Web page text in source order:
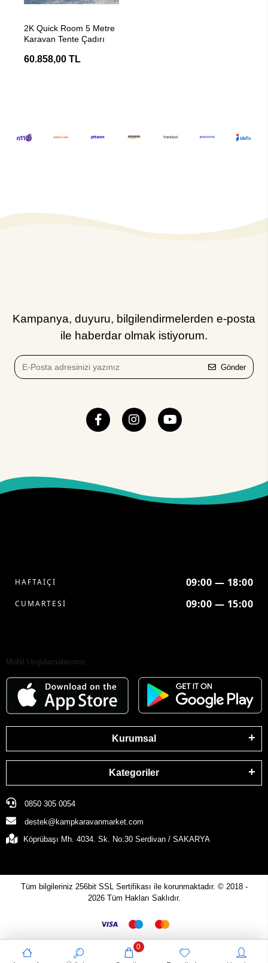
2K Quick Room 5 Metre
Karavan Tente Çadırı
60.858,00 TL
Kampanya, duyuru, bilgilendirmelerden e-posta
ile haberdar olmak istiyorum.
Gönder
HAFTAİÇİ 09:00 — 18:00
CUMARTESİ 09:00 — 15:00
Mobil Uygulamalarımız
Kurumsal
Kategoriler
0850 305 0054
destek@kampkaravanmarket.com
Köprübaşı Mh. 4034. Sk. No:30 Serdivan / SAKARYA
Tüm bilgileriniz 256bit SSL Sertifikası ile korunmaktadır. © 2018 -
2026 Tüm Hakları Saklıdır.
0